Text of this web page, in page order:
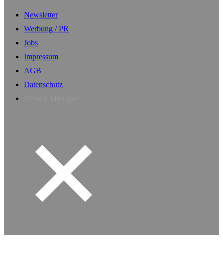
Newsletter
Werbung / PR
Jobs
Impressum
AGB
Datenschutz